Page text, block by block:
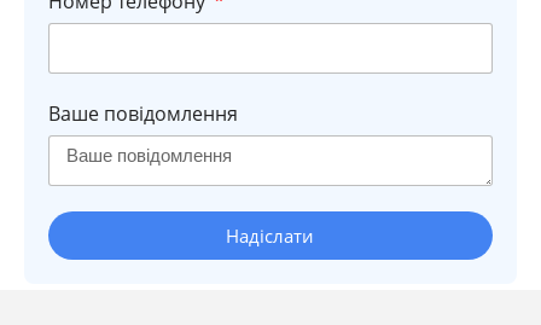
Ваше повідомлення
Надіслати